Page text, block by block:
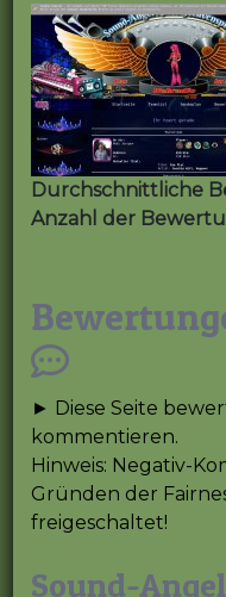
Durchschnittliche
Anzahl der
► Diese Seite
kommentieren.
Hinweis: Negativ-
Gründen der
freigeschaltet!
Sound-